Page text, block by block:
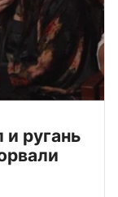
ругань